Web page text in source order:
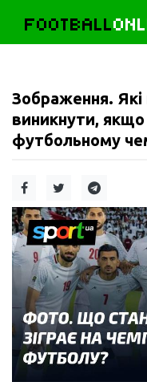
FOOTBALL
Зображення.
виникнути, якщо
футбольному